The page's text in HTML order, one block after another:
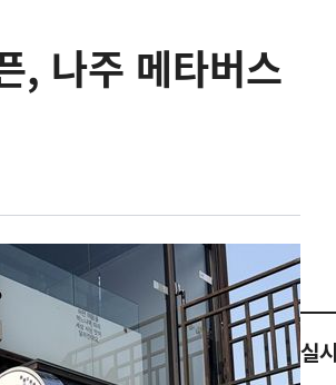
, 나주 메타버스
실